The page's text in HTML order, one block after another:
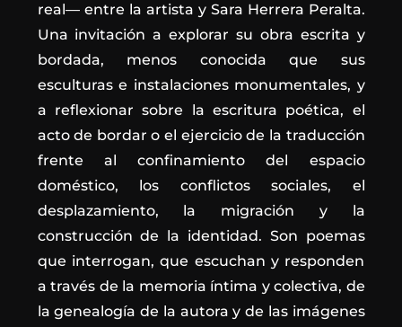
real— entre la artista y Sara Herrera Peralta.
Una invitación a explorar su obra escrita y
bordada, menos conocida que sus
esculturas e instalaciones monumentales, y
a reflexionar sobre la escritura poética, el
acto de bordar o el ejercicio de la traducción
frente al confinamiento del espacio
doméstico, los conflictos sociales, el
desplazamiento, la migración y la
construcción de la identidad. Son poemas
que interrogan, que escuchan y responden
a través de la memoria íntima y colectiva, de
la genealogía de la autora y de las imágenes